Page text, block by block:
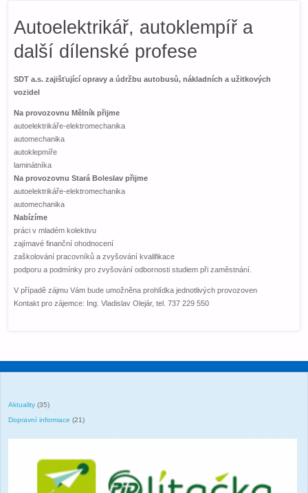
Autoelektrikář, autoklempíř a
další dílenské profese
SDT a.s. zajišťující opravy a údržbu autobusů, nákladních a užitkových
vozidel
Na provozovnu Mělník přijme
autoelektrikáře-elektromechanika
automechanika
autoklepmíře
laminátníka
Na provozovnu Stará Boleslav přijme
autoelektrikáře-elektromechanika
automechanika
Nabízíme
práci v mladém kolektivu
zajímavé finanční ohodnocení
zaškolování pracovníků a zvyšování kvalifikace
podporu a podmínky pro zvyšování odbornosti studiem při zaměstnání.
V případě zájmu Vám bude umožněna prohlídka jednotlivých provozoven
Kontakt pro zájemce: Ing. Vladislav Olejár, tel. 737 229 550
Aktuality(35)
Dopravní informace (21)